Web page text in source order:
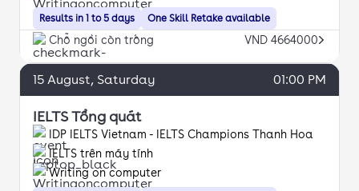
Results in 1 to 5 days One Skill Retake available
Chỗ ngồi còn trống VND 4664000
15 August, Saturday 01:00 PM
IELTS Tổng quát
IDP IELTS Vietnam - IELTS Champions Thanh Hoa
IELTS trên máy tính
Writing on computer